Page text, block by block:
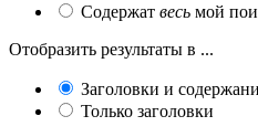
Содержат весь мой
Отобразить результаты в ...
Заголовки и
Только заголовки